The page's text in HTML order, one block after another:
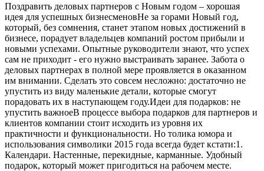
Поздравить деловых партнеров с Новым годом – хорошая
идея для успешных бизнесменовНе за горами Новый год,
который, без сомнения, станет этапом новых достижений в
бизнесе, порадует владельцев компаний ростом прибыли и
новыми успехами. Опытные руководители знают, что успех
сам не приходит - его нужно выстраивать заранее. Забота о
деловых партнерах в полной мере проявляется в оказанном
им внимании. Сделать это совсем несложно: достаточно не
упустить из виду маленькие детали, которые смогут
порадовать их в наступающем году.Идеи для подарков: не
упустить важноеВ процессе выбора подарков для партнеров и
клиентов компании стоит исходить из уровня их
практичности и функциональности. Но толика юмора и
использования символики 2015 года всегда будет кстати:1.
Календари. Настенные, перекидные, карманные. Удобный
подарок, который может пригодиться на рабочем месте.